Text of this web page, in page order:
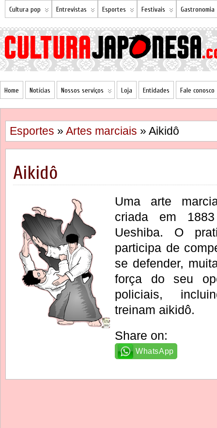
Cultura pop Entrevistas Esportes Festivais Gastronomia
Home Notícias Nossos serviços Loja Entidades Fale conosco
Esportes » Artes marciais » Aikidô
Aikidô
Uma arte
criada em
Ueshiba. O
participa de
se defender,
força do seu
policiais,
treinam aikidô.
Share on:
WhatsApp